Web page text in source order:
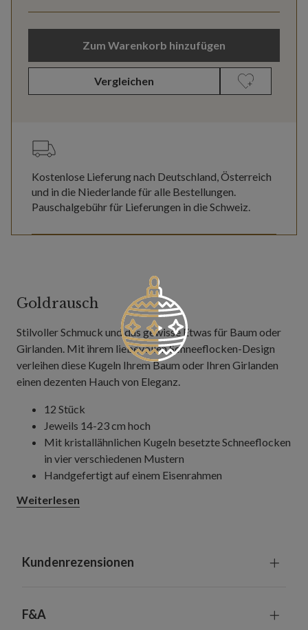
Zum Warenkorb hinzufügen
Vergleichen
Kostenlose Lieferung nach Deutschland, Österreich
und in die Niederlande für alle Bestellungen.
Pauschalgebühr für Lieferungen in die Schweiz.
Goldrausch
Stilvoller Schmuck und das gewisse Etwas für Baum oder
Girlanden. Mit ihrem liebevollen Schneeflocken-Design
verleihen diese Kugeln Ihrem Baum oder Ihren Girlanden
einen dezenten Hauch von Eleganz.
12 Stück
Jeweils 14-23 cm hoch
Mit kristallähnlichen Kugeln besetzte Schneeflocken
in vier verschiedenen Mustern
Handgefertigt auf einem Eisenrahmen
leichten Variationen
Weiterlesen
Kundenrezensionen
F&A